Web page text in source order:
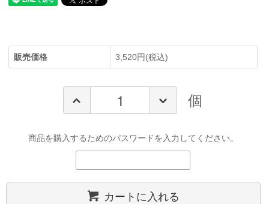
販売価格 3,520円(税込)
個
商品を購入するためのパスワードを入力してください。
カートに入れる